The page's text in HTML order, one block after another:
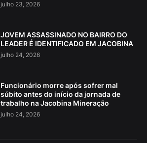
julho 23, 2026
JOVEM ASSASSINADO NO BAIRRO DO
LEADER É IDENTIFICADO EM JACOBINA
julho 24, 2026
Funcionário morre após sofrer mal
súbito antes do início da jornada de
trabalho na Jacobina Mineração
julho 24, 2026